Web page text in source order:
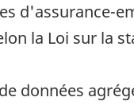
d'assurance-
la Loi sur la
données